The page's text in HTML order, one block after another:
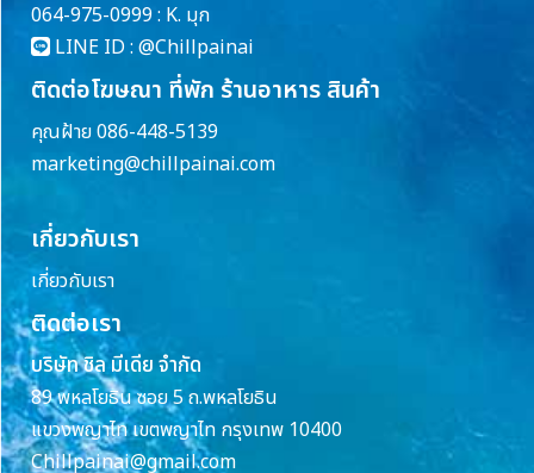
064-975-0999 : K. มุก
LINE ID : @Chillpainai
ติดต่อโฆษณา ที่พัก ร้านอาหาร สินค้า
คุณฝ้าย 086-448-5139
marketing@chillpainai.com
เกี่ยวกับเรา
เกี่ยวกับเรา
ติดต่อเรา
บริษัท ชิล มีเดีย จำกัด
89 พหลโยธิน ซอย 5 ถ.พหลโยธิน
แขวงพญาไท เขตพญาไท กรุงเทพ 10400
Chillpainai@gmail.com